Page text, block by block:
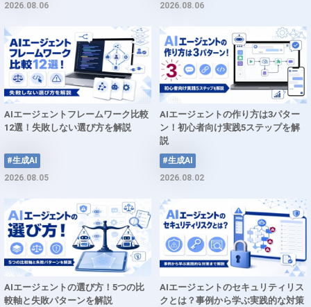
2026.08.06
2026.08.06
AIエージェントフレームワーク比較
12選！失敗しない選び方を解説
#生成AI
2026.08.05
AIエージェントの作り方は3パター
ン！初心者向け実践5ステップを解
説
#生成AI
2026.08.02
AIエージェントの選び方！5つの比
較軸と失敗パターンを解説
AIエージェントのセキュリティリス
クとは？事例から学ぶ実践的な対策